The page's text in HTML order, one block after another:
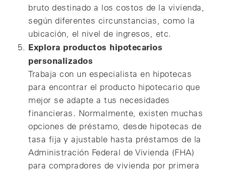
bruto destinado a los costos de la vivienda,
según diferentes circunstancias, como la
ubicación, el nivel de ingresos, etc.
Explora productos hipotecarios
personalizados
Trabaja con un especialista en hipotecas
para encontrar el producto hipotecario que
mejor se adapte a tus necesidades
financieras. Normalmente, existen muchas
opciones de préstamo, desde hipotecas de
tasa fija y ajustable hasta préstamos de la
Administración Federal de Vivienda (FHA)
para compradores de vivienda por primera